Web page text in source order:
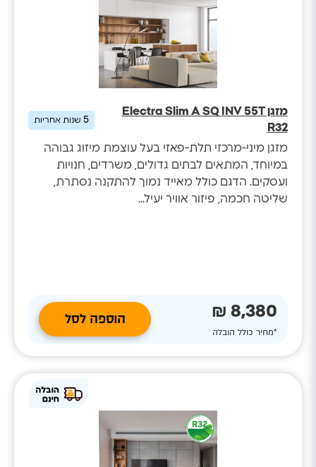
מזגן Electra Slim A SQ INV 55T
R32
5שנות אחריות
מזגן מיני-מרכזי תלת-פאזי בעל עוצמת מיזוג גבוהה
במיוחד, המתאים לבתים גדולים, משרדים, חנויות
ועסקים. הדגם כולל מאייד נמוך להתקנה נסתרת,
שליטה חכמה, פיזור אוויר יעיל...
8,380 ₪
*מחיר כולל הובלה
הוספה לסל